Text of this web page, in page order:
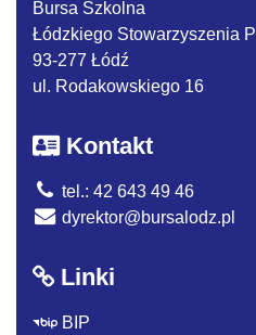
Bursa Szkolna
Łódzkiego Stowarzyszenia
93-277 Łódź
ul. Rodakowskiego 16
Kontakt
tel.: 42 643 49 46
dyrektor@bursalodz.pl
Linki
BIP